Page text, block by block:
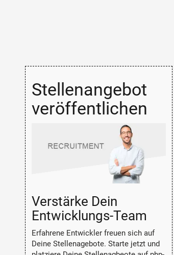
Stellenangebot
veröffentlichen
Verstärke Dein
Entwicklungs-Team
Erfahrene Entwickler freuen sich auf
Deine Stellenagebote. Starte jetzt und